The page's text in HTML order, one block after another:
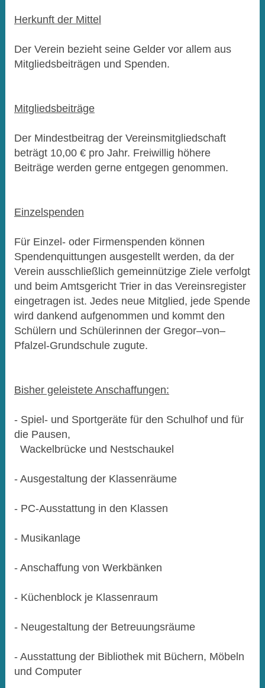
Herkunft der Mittel
Der Verein bezieht seine Gelder vor allem aus
Mitgliedsbeiträgen und Spenden.
Mitgliedsbeiträge
Der Mindestbeitrag der Vereinsmitgliedschaft
beträgt 10,00 € pro Jahr. Freiwillig höhere
Beiträge werden gerne entgegen genommen.
Einzelspenden
Für Einzel- oder Firmenspenden können
Spendenquittungen ausgestellt werden, da der
Verein ausschließlich gemeinnützige Ziele verfolgt
und beim Amtsgericht Trier in das Vereinsregister
eingetragen ist. Jedes neue Mitglied, jede Spende
wird dankend aufgenommen und kommt den
Schülern und Schülerinnen der Gregor–von–
Pfalzel-Grundschule zugute.
Bisher geleistete Anschaffungen:
- Spiel- und Sportgeräte für den Schulhof und für
die Pausen,
Wackelbrücke und Nestschaukel
- Ausgestaltung der Klassenräume
- PC-Ausstattung in den Klassen
- Musikanlage
- Anschaffung von Werkbänken
- Küchenblock je Klassenraum
- Neugestaltung der Betreuungsräume
- Ausstattung der Bibliothek mit Büchern, Möbeln
und Computer